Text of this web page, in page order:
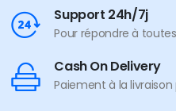
Support 24h/7j
Pour répondre à
Cash On Delivery
Paiement à la